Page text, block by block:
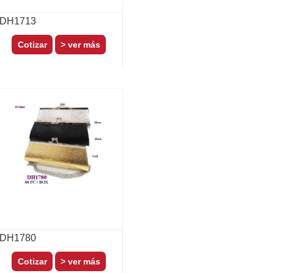
DH1713
> ver más
DH1780
> ver más